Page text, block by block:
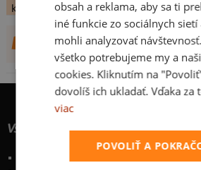
konečné hodnocení:3.45
DALŠÍ NÁVRHY OD
Všetko o nákupe
obsah a reklama, aby sa ti
iné funkcie zo sociálnych sietí
mohli analyzovať
všetko potrebujeme my a
cookies. Kliknutím na
dovolíš ich ukladať. Vďaka za
viac
POVOLIŤ A